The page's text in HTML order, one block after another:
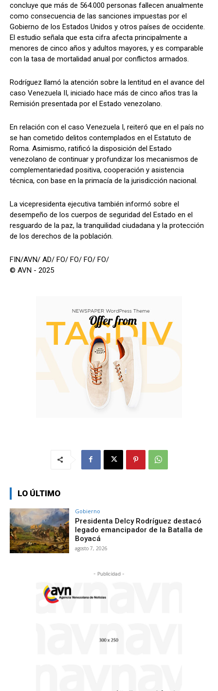
concluye que más de 564.000 personas fallecen anualmente
como consecuencia de las sanciones impuestas por el
Gobierno de los Estados Unidos y otros países de occidente.
El estudio señala que esta cifra afecta principalmente a
menores de cinco años y adultos mayores, y es comparable
con la tasa de mortalidad anual por conflictos armados.
Rodríguez llamó la atención sobre la lentitud en el avance del
caso Venezuela II, iniciado hace más de cinco años tras la
Remisión presentada por el Estado venezolano.
En relación con el caso Venezuela I, reiteró que en el país no
se han cometido delitos contemplados en el Estatuto de
Roma. Asimismo, ratificó la disposición del Estado
venezolano de continuar y profundizar los mecanismos de
complementariedad positiva, cooperación y asistencia
técnica, con base en la primacía de la jurisdicción nacional.
La vicepresidenta ejecutiva también informó sobre el
desempeño de los cuerpos de seguridad del Estado en el
resguardo de la paz, la tranquilidad ciudadana y la protección
de los derechos de la población.
FIN/AVN/ AD/ FO/ FO/ FO/ FO/
© AVN - 2025
LO ÚLTIMO
Gobierno
Presidenta Delcy Rodríguez destacó
legado emancipador de la Batalla de
Boyacá
agosto 7, 2026
- Publicidad -